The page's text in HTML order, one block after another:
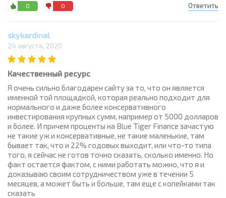
0 0 Ответить
skykardinal
24 августа, 2020
Качественный ресурс
Я очень сильно благодарен сайту за то, что он является
именной той площадкой, которая реально подходит для
нормального и даже более консервативного
инвестирования крупных сумм, например от 5000 долларов
и более. И причем проценты на Blue Tiger Finance зачастую
не такие уж и консервативные, не такие маленькие, там
бывает так, что и 22% годовых выходит, или что-то типа
того, я сейчас не готов точно сказать, сколько именно. Но
факт остается фактом, с ними работать можно, что я и
доказываю своим сотрудничеством уже в течении 5
месяцев, а может быть и больше, там еще с копейками так
сказать